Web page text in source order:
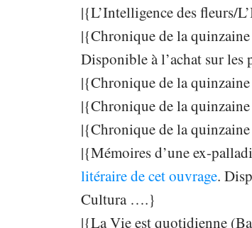
|{L’Intelligence des fleurs/
|{Chronique de la
Disponible à l’achat sur
|{Chronique de la
|{Chronique de la
|{Chronique de la
|{Mémoires d’une ex-
litéraire de cet ouvrage.
Cultura ….}
|{La Vie est quotidienne